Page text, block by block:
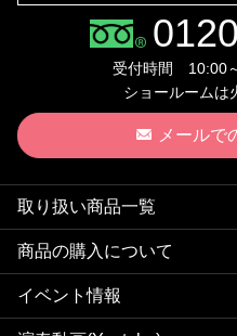
受付時間 10:00
ショールームは
メールで
取り扱い商品一覧
商品の購入について
イベント情報